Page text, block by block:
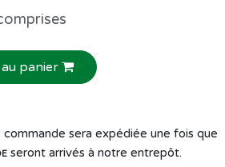
panier
sera expédiée une fois que
seront arrivés à notre entrepôt.